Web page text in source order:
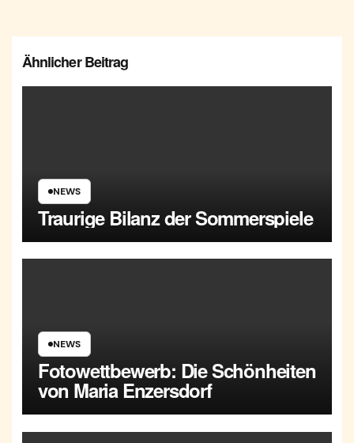
Ähnlicher Beitrag
NEWS
Traurige Bilanz der Sommerspiele
NEWS
Fotowettbewerb: Die Schönheiten
von Maria Enzersdorf